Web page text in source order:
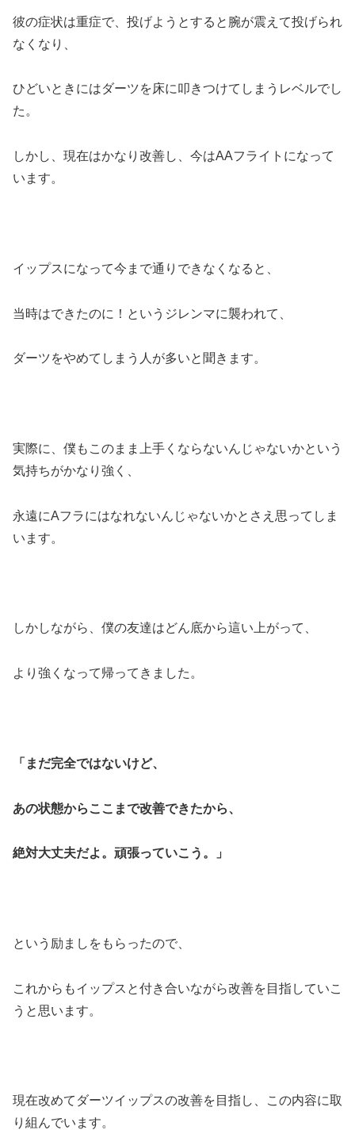
彼の症状は重症で、投げようとすると腕が震えて投げられ
なくなり、
ひどいときにはダーツを床に叩きつけてしまうレベルでし
た。
しかし、現在はかなり改善し、今はAAフライトになって
います。
イップスになって今まで通りできなくなると、
当時はできたのに！というジレンマに襲われて、
ダーツをやめてしまう人が多いと聞きます。
実際に、僕もこのまま上手くならないんじゃないかという
気持ちがかなり強く、
永遠にAフラにはなれないんじゃないかとさえ思ってしま
います。
しかしながら、僕の友達はどん底から這い上がって、
より強くなって帰ってきました。
「まだ完全ではないけど、
あの状態からここまで改善できたから、
絶対大丈夫だよ。頑張っていこう。」
という励ましをもらったので、
これからもイップスと付き合いながら改善を目指していこ
うと思います。
現在改めてダーツイップスの改善を目指し、この内容に取
り組んでいます。